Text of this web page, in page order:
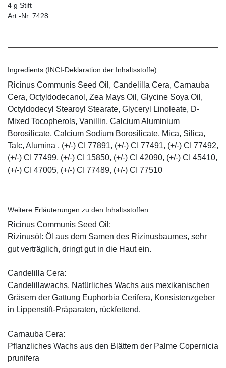
4 g Stift
Art.-Nr. 7428
Ingredients (INCI-Deklaration der Inhaltsstoffe):
Ricinus Communis Seed Oil, Candelilla Cera, Carnauba
Cera, Octyldodecanol, Zea Mays Oil, Glycine Soya Oil,
Octyldodecyl Stearoyl Stearate, Glyceryl Linoleate, D-
Mixed Tocopherols, Vanillin, Calcium Aluminium
Borosilicate, Calcium Sodium Borosilicate, Mica, Silica,
Talc, Alumina , (+/-) CI 77891, (+/-) CI 77491, (+/-) CI 77492,
(+/-) CI 77499, (+/-) CI 15850, (+/-) CI 42090, (+/-) CI 45410,
(+/-) CI 47005, (+/-) CI 77489, (+/-) CI 77510
Weitere Erläuterungen zu den Inhaltsstoffen:
Ricinus Communis Seed Oil:
Rizinusöl: Öl aus dem Samen des Rizinusbaumes, sehr
gut verträglich, dringt gut in die Haut ein.
Candelilla Cera:
Candelillawachs. Natürliches Wachs aus mexikanischen
Gräsern der Gattung Euphorbia Cerifera, Konsistenzgeber
in Lippenstift-Präparaten, rückfettend.
Carnauba Cera:
Pflanzliches Wachs aus den Blättern der Palme Copernicia
prunifera